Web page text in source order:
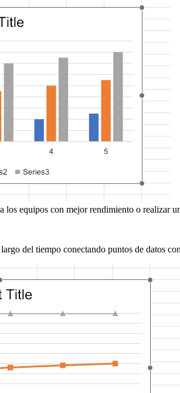
equipos con mejor rendimiento o realizar
del tiempo conectando puntos de datos